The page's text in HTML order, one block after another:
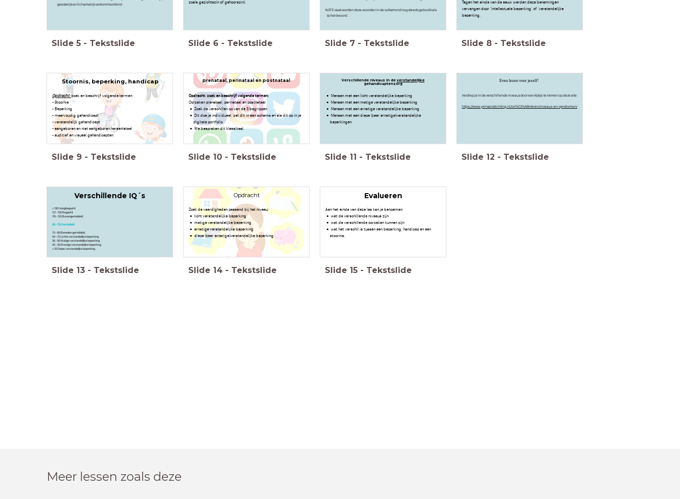
geestelijk en lichamelijk verkommerd kind.
Slide 5 - Tekstslide
zoals gezichtszin of gehoorszin).
Slide 6 - Tekstslide
NOTE vaak worden deze woorden in de volksmond nog steeds gebruikt als
`scheldwoord´.
Slide 7 - Tekstslide
Tegen het einde van de eeuw werden deze benamingen
vervangen door ‘intellectuele beperking’ of ‘verstandelijke
beperking.
Slide 8 - Tekstslide
Stoornis, beperking, handicap
Opdracht:zoek en beschrijf volgende termen:
- Stoornis
- Beperking
- meervoudig gehandicapt
- verstandelijk gehandicapt
- aangeboren en niet aangeboren hersenletsel
- auditief en visueel gehandicapten
Slide 9 - Tekstslide
prenataal, perinataal en postnataal
Opdracht: zoek en beschrijf volgende termen:
Oorzaken prenataal, perinataal en postnataal
Zoek de verschillen op van de 3 begrippen
Dit doe je individueel, zet dit in een schema en sla dit op in je
digitale portfolio.
We bespreken dit klassikaal.
Slide 10 - Tekstslide
Verschillende niveaus in de verstandelijke
gehandicaptenzorg
Mensen met een licht verstandelijke beperking
Mensen met een matige verstandelijke beperking
Mensen met een ernstige verstandelijke beperking
Mensen met een diepe (zeer ernstige)verstandelijke
beperkingen
Slide 11 - Tekstslide
Even lezen voor jezelf!
Verdiep je in de verschillende niveaus door een kijkje te nemen op deze site
https://www.prinsenstichting.nl/ori%C3%ABnteren/niveaus-en-syndromen/
Slide 12 - Tekstslide
Verschillende IQ´s
> 130 Hoogbegaafd
121 - 130 Begaafd
115 - 120 Bovengemiddeld
85 - 115 Gemiddeld
70 - 85 Beneden gemiddeld
50 - 70 Lichte verstandelijke beperking
35 - 50 Matige verstandelijke beperking
20 - 35 Ernstige verstandelijke beperking
< 20 Diepe verstandelijke beperking
Slide 13 - Tekstslide
Opdracht
Zoek de vaardigheden passend bij het niveau;
licht verstandelijke beperking
matige verstandelijke beperking
ernstige verstandelijke beperking
diepe (zeer ernstige)verstandelijke beperking
Slide 14 - Tekstslide
Evalueren
Aan het einde van deze les kan je benoemen:
wat de verschillende niveaus zijn
wat de verschillende oorzaken kunnen zijn
wat het verschil is tussen een beperking, handicap en een
stoornis.
Slide 15 - Tekstslide
Meer lessen zoals deze